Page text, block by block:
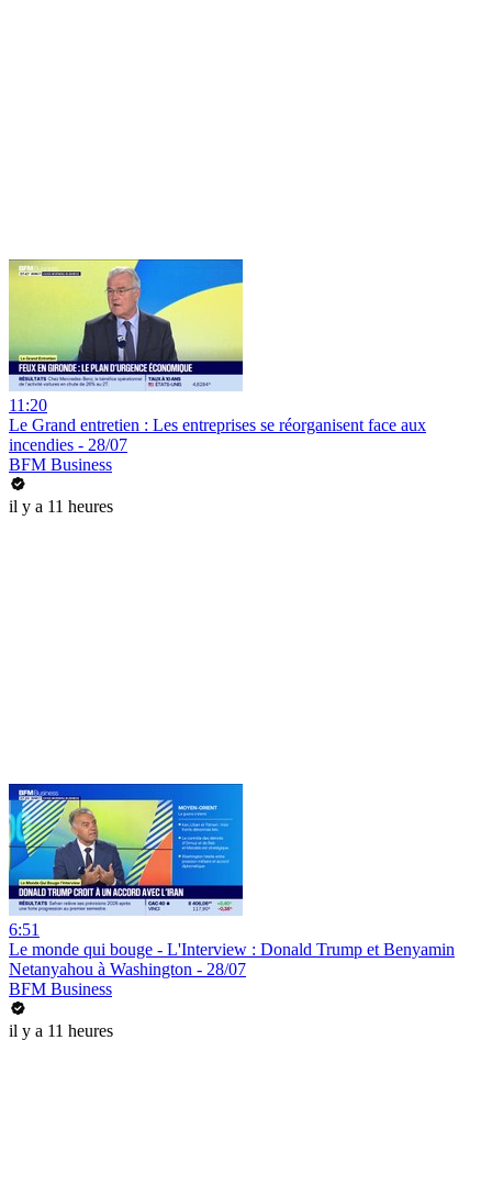
11:20
Le Grand entretien : Les entreprises se réorganisent face aux
incendies - 28/07
BFM Business
il y a 11 heures
6:51
Le monde qui bouge - L'Interview : Donald Trump et Benyamin
Netanyahou à Washington - 28/07
BFM Business
il y a 11 heures